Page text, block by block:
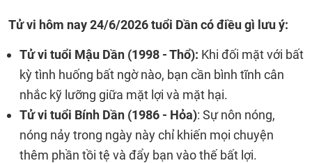
Tử vi hôm nay 24/6/2026 tuổi Dần có điều gì lưu ý:
Tử vi tuổi Mậu Dần (1998 - Thổ): Khi đối mặt với bất
kỳ tình huống bất ngờ nào, bạn cần bình tĩnh cân
nhắc kỹ lưỡng giữa mặt lợi và mặt hại.
Tử vi tuổi Bính Dần (1986 - Hỏa): Sự nôn nóng,
nóng nảy trong ngày này chỉ khiến mọi chuyện
thêm phần tồi tệ và đẩy bạn vào thế bất lợi.